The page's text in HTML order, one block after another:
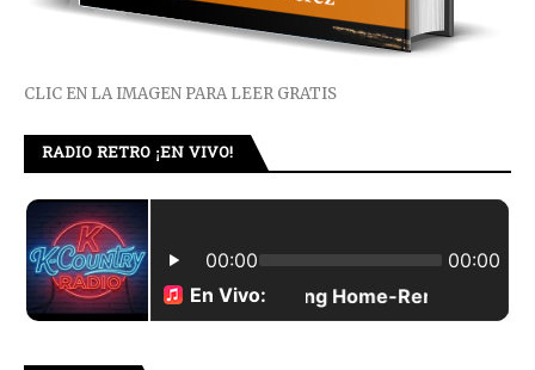
CLIC EN LA IMAGEN PARA LEER GRATIS
RADIO RETRO ¡EN VIVO!